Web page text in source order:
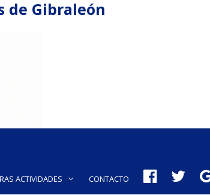
de Gibraleón
ACTIVIDADES CONTACTO